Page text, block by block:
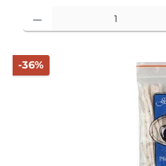
Produkt Anzahl: Gib den
-36%Rabatt